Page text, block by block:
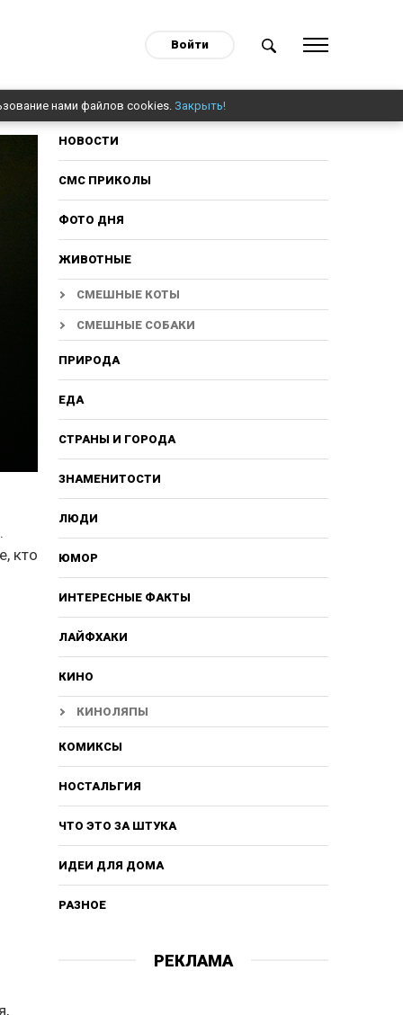
Войти
нами файлов cookies. Закрыть!
кто
НОВОСТИ
СМС ПРИКОЛЫ
ФОТО ДНЯ
ЖИВОТНЫЕ
СМЕШНЫЕ КОТЫ
СМЕШНЫЕ СОБАКИ
ПРИРОДА
ЕДА
СТРАНЫ И ГОРОДА
ЗНАМЕНИТОСТИ
ЛЮДИ
ЮМОР
ИНТЕРЕСНЫЕ ФАКТЫ
ЛАЙФХАКИ
КИНО
КИНОЛЯПЫ
КОМИКСЫ
НОСТАЛЬГИЯ
ЧТО ЭТО ЗА ШТУКА
ИДЕИ ДЛЯ ДОМА
РАЗНОЕ
РЕКЛАМА